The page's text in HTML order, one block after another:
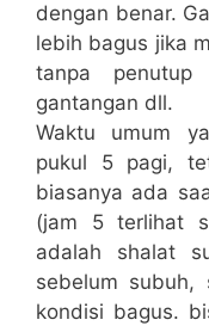
dengan benar.
lebih bagus jika
tanpa
gantangan dll.
Waktu umum
pukul 5 pagi,
biasanya ada
(jam 5 terlihat
adalah shalat
sebelum subuh,
kondisi bagus.